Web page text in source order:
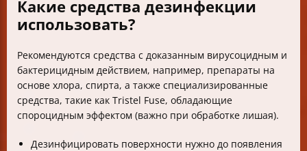
Какие средства дезинфекции
использовать?
Рекомендуются средства с доказанным вирусоцидным и
бактерицидным действием, например, препараты на
основе хлора, спирта, а также специализированные
средства, такие как Tristel Fuse, обладающие
спороцидным эффектом (важно при обработке лишая).
Дезинфицировать поверхности нужно до появления